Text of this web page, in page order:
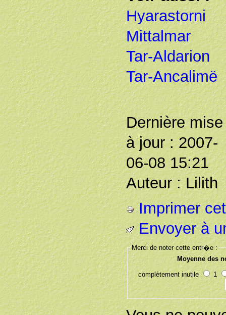
Hyarastorni
Mittalmar
Tar-Aldarion
Tar-Ancalimë
Dernière mise
à jour : 2007-
06-08 15:21
Auteur : Lilith
Imprimer
Envoyer à
Merci de noter cette entr�e :
Moyenne des
complètement inutile 1